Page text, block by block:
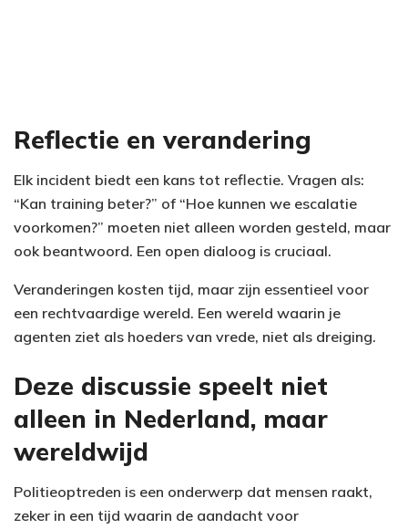
Reflectie en verandering
Elk incident biedt een kans tot reflectie. Vragen als:
“Kan training beter?” of “Hoe kunnen we escalatie
voorkomen?” moeten niet alleen worden gesteld, maar
ook beantwoord. Een open dialoog is cruciaal.
Veranderingen kosten tijd, maar zijn essentieel voor
een rechtvaardige wereld. Een wereld waarin je
agenten ziet als hoeders van vrede, niet als dreiging.
Deze discussie speelt niet
alleen in Nederland, maar
wereldwijd
Politieoptreden is een onderwerp dat mensen raakt,
zeker in een tijd waarin de aandacht voor